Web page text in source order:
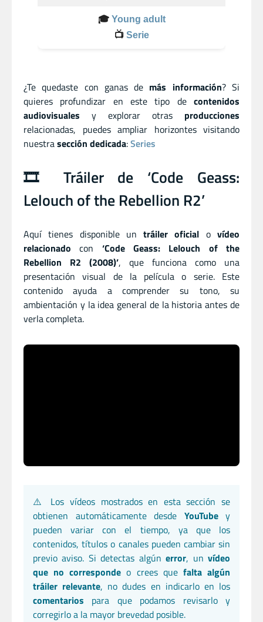
🎓 Young adult
📺 Serie
¿Te quedaste con ganas de más información? Si
quieres profundizar en este tipo de contenidos
audiovisuales y explorar otras producciones
relacionadas, puedes ampliar horizontes visitando
nuestrasección dedicada:Series
🎞️ Tráiler de ‘Code Geass:
Lelouch of the Rebellion R2’
Aquí tienes disponible untráiler oficial ovídeo
relacionado con ‘Code Geass: Lelouch of the
Rebellion R2 (2008)’, que funciona como una
presentación visual de la película o serie. Este
contenido ayuda a comprender su tono, su
ambientación y la idea general de la historia antes de
verla completa.
⚠️ Los vídeos mostrados en esta sección se
obtienen automáticamente desde YouTubey
pueden variar con el tiempo, ya que los
contenidos, títulos o canales pueden cambiar sin
previo aviso. Si detectas algúnerror, unvídeo
que no corresponde o crees que falta algún
tráiler relevante, no dudes en indicarlo en los
comentarios para que podamos revisarlo y
corregirlo a la mayor brevedad posible.